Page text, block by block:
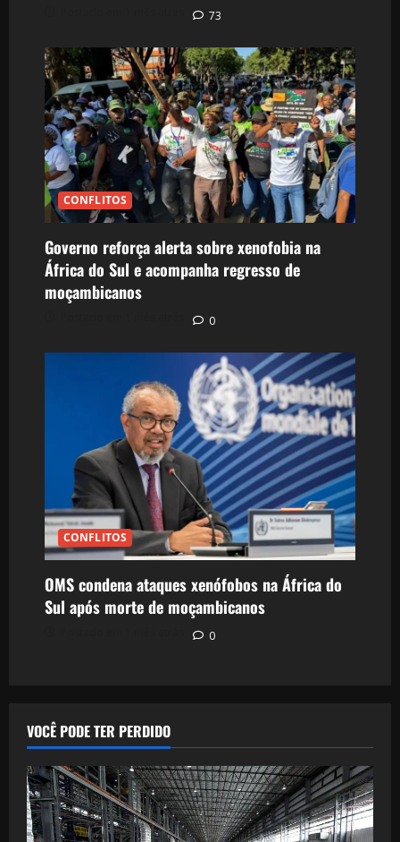
73
CONFLITOS
Governo reforça alerta sobre xenofobia na
África do Sul e acompanha regresso de
moçambicanos
0
CONFLITOS
OMS condena ataques xenófobos na África do
Sul após morte de moçambicanos
0
VOCÊ PODE TER PERDIDO